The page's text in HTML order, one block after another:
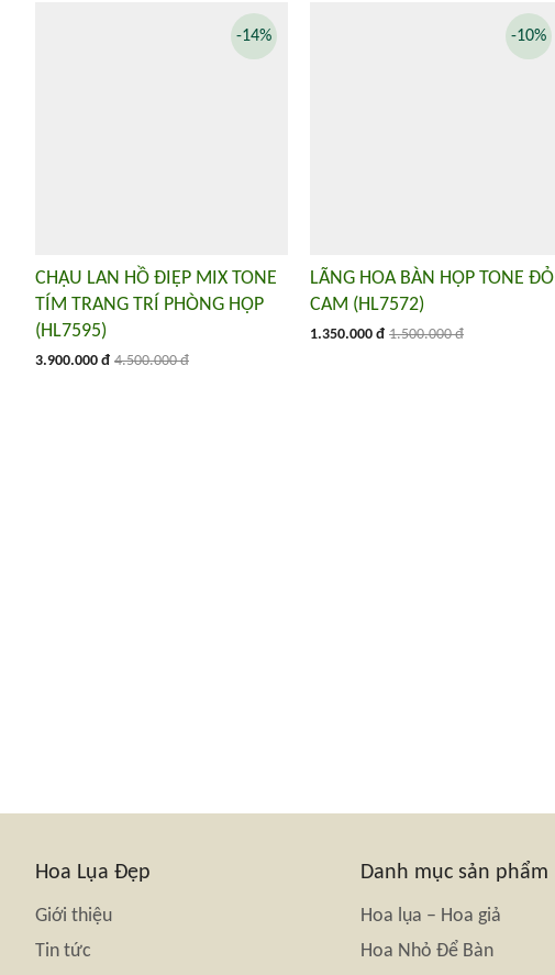
CHẬU LAN HỒ ĐIỆP MIX TONE
TÍM TRANG TRÍ PHÒNG HỌP
(HL7595)
3.900.000 đ 4.500.000 đ
-14%
LÃNG HOA BÀN HỌP TONE ĐỎ
CAM (HL7572)
1.350.000 đ 1.500.000 đ
-10%
Hoa Lụa Đẹp
Giới thiệu
Tin tức
Danh mục sản phẩm
Hoa lụa – Hoa giả
Hoa Nhỏ Để Bàn